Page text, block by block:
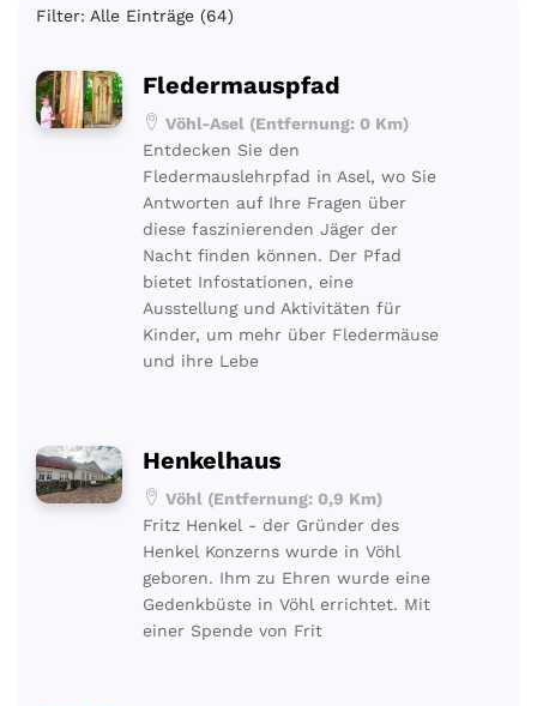
Filter: Alle Einträge (64)
Fledermauspfad
Vöhl-Asel (Entfernung: 0 Km)
Entdecken Sie den
Fledermauslehrpfad in Asel, wo Sie
Antworten auf Ihre Fragen über
diese faszinierenden Jäger der
Nacht finden können. Der Pfad
bietet Infostationen, eine
Ausstellung und Aktivitäten für
Kinder, um mehr über Fledermäuse
und ihre Lebe
Henkelhaus
Vöhl (Entfernung: 0,9 Km)
Fritz Henkel - der Gründer des
Henkel Konzerns wurde in Vöhl
geboren. Ihm zu Ehren wurde eine
Gedenkbüste in Vöhl errichtet. Mit
einer Spende von Frit